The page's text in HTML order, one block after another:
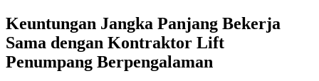
Keuntungan Jangka Panjang Bekerja
Sama dengan Kontraktor Lift
Penumpang Berpengalaman